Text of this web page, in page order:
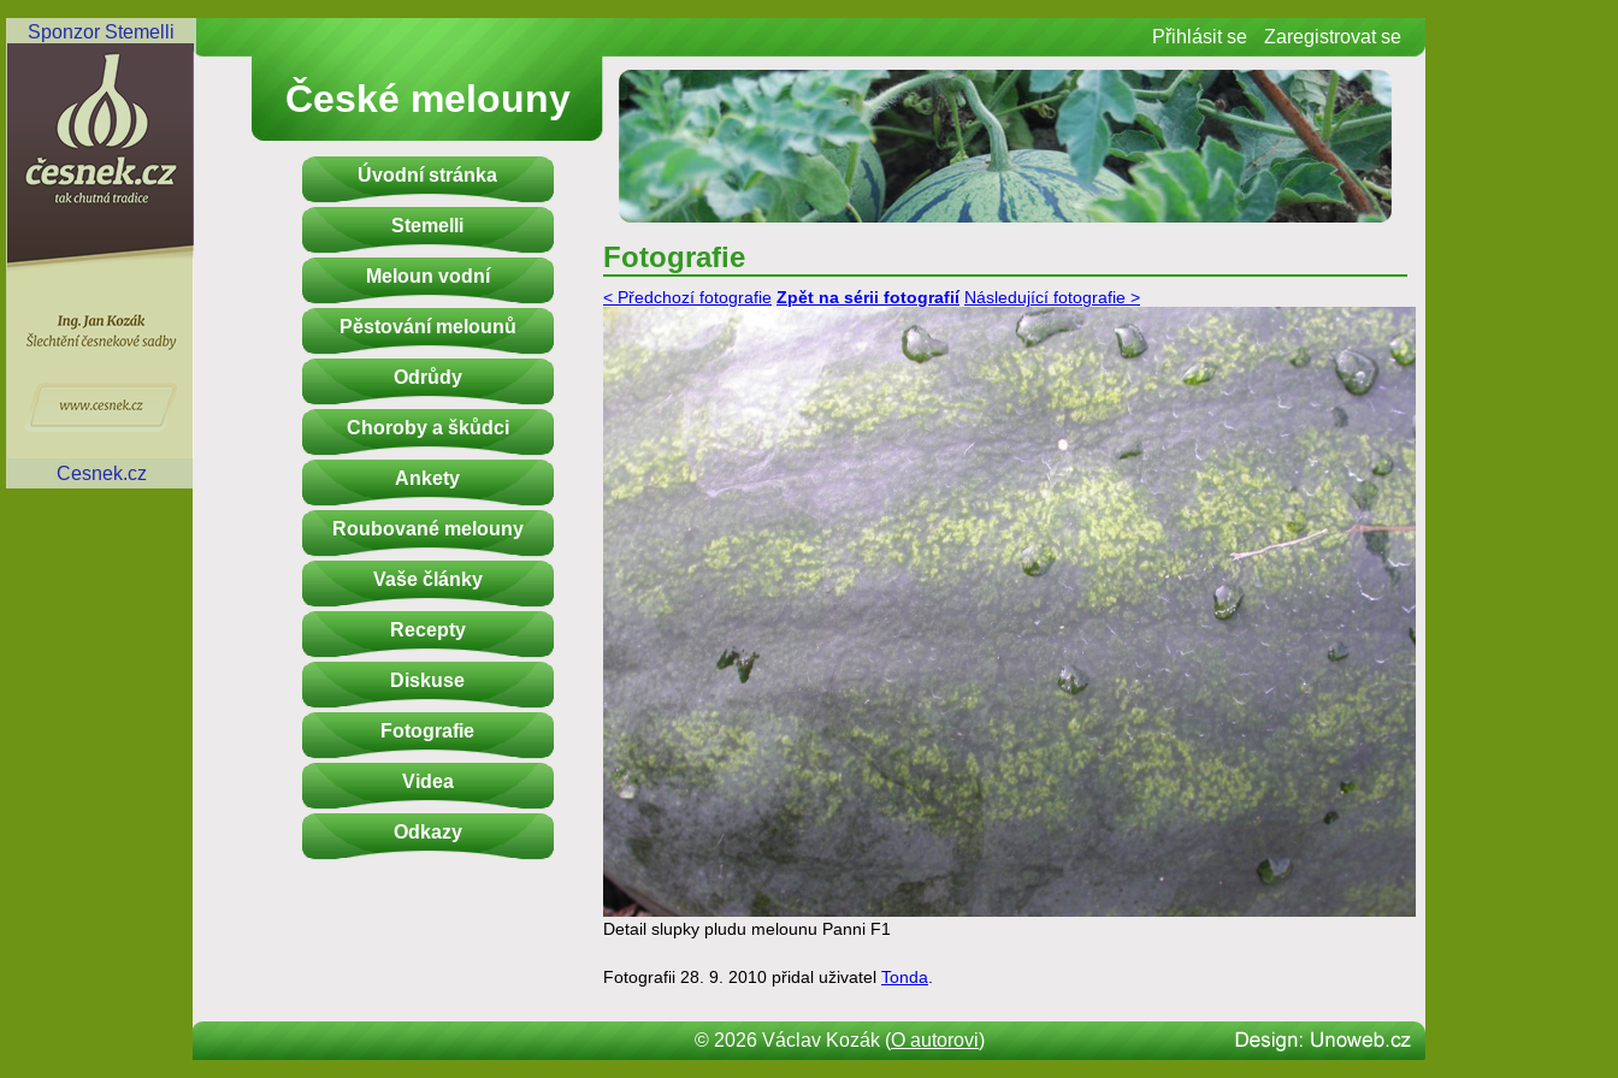
České melouny
Přihlásit se Zaregistrovat se
Úvodní stránka
Stemelli
Meloun vodní
Pěstování melounů
Odrůdy
Choroby a škůdci
Ankety
Roubované melouny
Vaše články
Recepty
Diskuse
Fotografie
Videa
Odkazy
Sponzor Stemelli
Cesnek.cz
Fotografie
< Předchozí fotografie Zpět na sérii fotografií Následující fotografie >
Detail slupky pludu melounu Panni F1
Fotografii 28. 9. 2010 přidal uživatel Tonda.
© 2026 Václav Kozák (O autorovi)